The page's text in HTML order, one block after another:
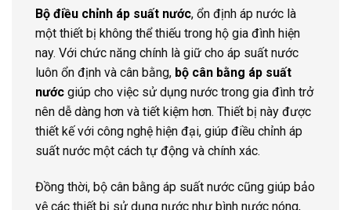
Bộ điều chỉnh áp suất nước, ổn định áp nước là
một thiết bị không thể thiếu trong hộ gia đình hiện
nay. Với chức năng chính là giữ cho áp suất nước
luôn ổn định và cân bằng, bộ cân bằng áp suất
nước giúp cho việc sử dụng nước trong gia đình trở
nên dễ dàng hơn và tiết kiệm hơn. Thiết bị này được
thiết kế với công nghệ hiện đại, giúp điều chỉnh áp
suất nước một cách tự động và chính xác.
Đồng thời, bộ cân bằng áp suất nước cũng giúp bảo
vệ các thiết bị sử dụng nước như bình nước nóng,